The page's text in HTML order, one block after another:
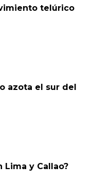
telúrico
azota el sur del
Lima y Callao?